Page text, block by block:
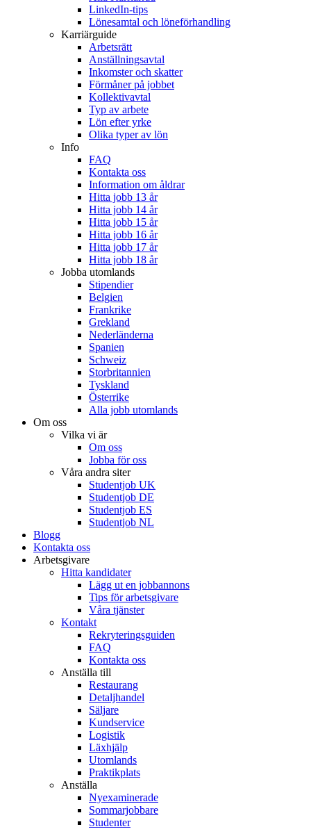
LinkedIn-tips
Lönesamtal och löneförhandling
Karriärguide
Arbetsrätt
Anställningsavtal
Inkomster och skatter
Förmåner på jobbet
Kollektivavtal
Typ av arbete
Lön efter yrke
Olika typer av lön
Info
FAQ
Kontakta oss
Information om åldrar
Hitta jobb 13 år
Hitta jobb 14 år
Hitta jobb 15 år
Hitta jobb 16 år
Hitta jobb 17 år
Hitta jobb 18 år
Jobba utomlands
Stipendier
Belgien
Frankrike
Grekland
Nederländerna
Spanien
Schweiz
Storbritannien
Tyskland
Österrike
Alla jobb utomlands
Om oss
Vilka vi är
Om oss
Jobba för oss
Våra andra siter
Studentjob UK
Studentjob DE
Studentjob ES
Studentjob NL
Blogg
Kontakta oss
Arbetsgivare
Hitta kandidater
Lägg ut en jobbannons
Tips för arbetsgivare
Våra tjänster
Kontakt
Rekryteringsguiden
FAQ
Kontakta oss
Anställa till
Restaurang
Detaljhandel
Säljare
Kundservice
Logistik
Läxhjälp
Utomlands
Praktikplats
Anställa
Nyexaminerade
Sommarjobbare
Studenter